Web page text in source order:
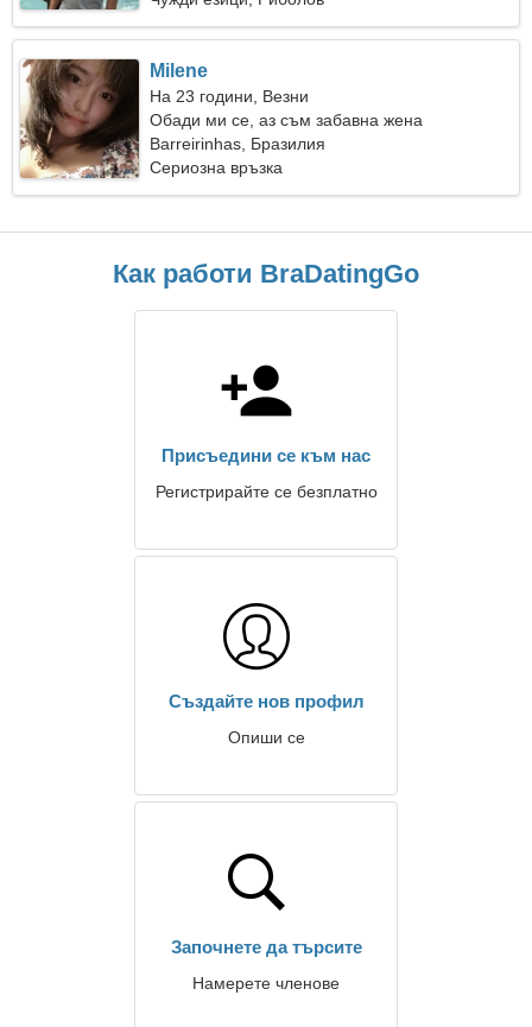
Milene
На 23 години, Везни
Обади ми се, аз съм забавна жена
Barreirinhas, Бразилия
Сериозна връзка
Как работи BraDatingGo
Присъедини се към нас
Регистрирайте се безплатно
Създайте нов профил
Опиши се
Започнете да търсите
Намерете членове